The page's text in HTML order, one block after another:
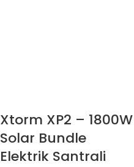
Xtorm XP2 – 1800W
Solar Bundle
Elektrik Santrali